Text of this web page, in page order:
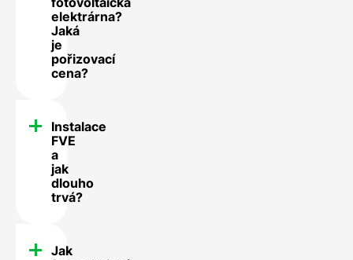
elektrárna?
Jaká
je
pořizovací
cena?
Instalace
FVE
a
jak
dlouho
trvá?
Jak